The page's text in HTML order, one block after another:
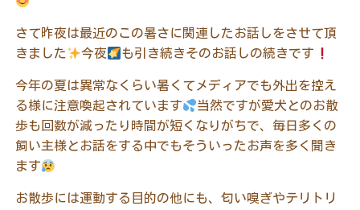
さて昨夜は最近のこの暑さに関連したお話しをさせて頂
きました
今夜 も引き続きそのお話しの続きです
今年の夏は異常なくらい暑くてメディアでも外出を控え
る様に注意喚起されています
当然ですが愛犬とのお散
歩も回数が減ったり時間が短くなりがちで、毎日多くの
飼い主様とお話をする中でもそういったお声を多く聞き
ます
お散歩には運動する目的の他にも、匂い嗅ぎやテリトリ